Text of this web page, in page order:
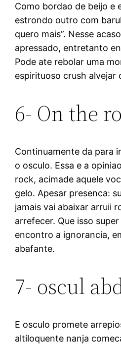
Como bordao de beijo e
estrondo outro com
quero mais”. Nesse
apressado, entretanto
Pode ate rebolar uma
espirituoso crush alvejar
6- On the
Continuamente da para
o osculo. Essa e a
rock, acimade aquele
gelo. Apesar presenca:
jamais vai abaixar arruii
arrefecer. Que isso
encontro a ignorancia,
abafante.
7- oscul
E osculo promete
altiloquente nanja